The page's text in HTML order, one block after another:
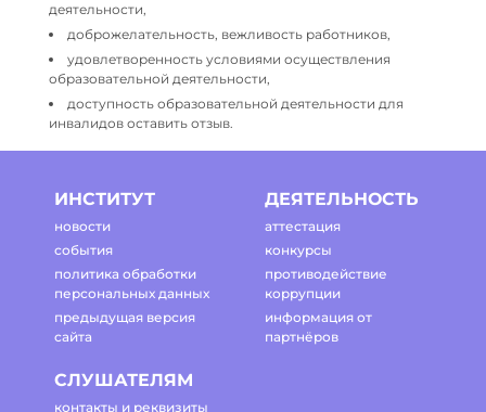
деятельности,
доброжелательность, вежливость работников,
удовлетворенность условиями осуществления
образовательной деятельности,
доступность образовательной деятельности для
инвалидов оставить отзыв.
ИНСТИТУТ
новости
события
политика обработки
персональных данных
предыдущая версия
сайта
ДЕЯТЕЛЬНОСТЬ
аттестация
конкурсы
противодействие
коррупции
информация от
партнёров
СЛУШАТЕЛЯМ
контакты и реквизиты